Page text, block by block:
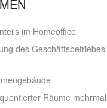
im Homeoffice
des
Räume